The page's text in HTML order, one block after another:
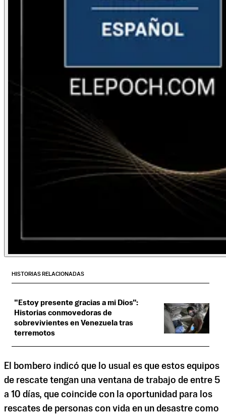
HISTORIAS RELACIONADAS
"Estoy presente gracias a mi Dios":
Historias conmovedoras de
sobrevivientes en Venezuela tras
terremotos
El bombero indicó que lo usual es que estos equipos
de rescate tengan una ventana de trabajo de entre 5
a 10 días, que coincide con la oportunidad para los
rescates de personas con vida en un desastre como